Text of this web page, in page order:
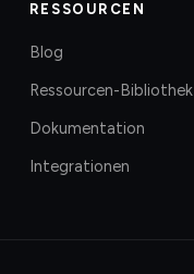
RESSOURCEN
Blog
Ressourcen-Bibliothek
Dokumentation
Integrationen